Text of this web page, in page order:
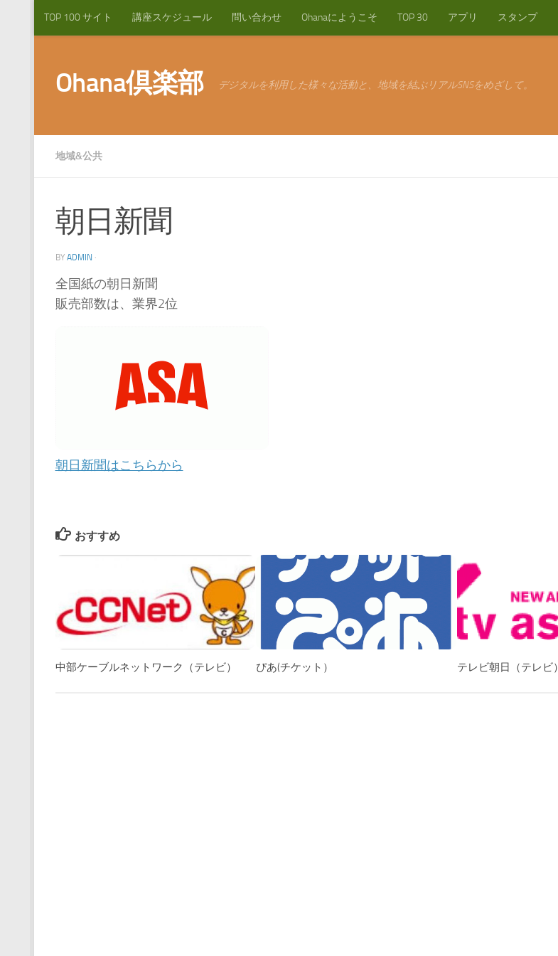
コンテンツへスキップ
TOP 100 サイト 講座スケジュール 問い合わせ Ohanaにようこそ TOP 30 アプリ スタンプ
Ohana倶楽部 デジタルを利用した様々な活動と、地域を結ぶリアルSNSをめざして。
地域&公共
朝日新聞
BY ADMIN ·
全国紙の朝日新聞
販売部数は、業界2位
朝日新聞はこちらから
おすすめ
中部ケーブルネットワーク（テレビ） ぴあ(チケット） テレビ朝日（テレビ）